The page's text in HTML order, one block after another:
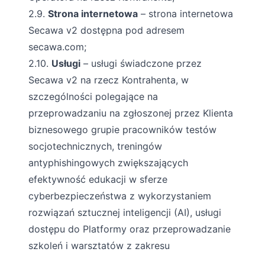
2.9. Strona internetowa – strona internetowa
Secawa v2 dostępna pod adresem
secawa.com;
2.10. Usługi – usługi świadczone przez
Secawa v2 na rzecz Kontrahenta, w
szczególności polegające na
przeprowadzaniu na zgłoszonej przez Klienta
biznesowego grupie pracowników testów
socjotechnicznych, treningów
antyphishingowych zwiększających
efektywność edukacji w sferze
cyberbezpieczeństwa z wykorzystaniem
rozwiązań sztucznej inteligencji (AI), usługi
dostępu do Platformy oraz przeprowadzanie
szkoleń i warsztatów z zakresu